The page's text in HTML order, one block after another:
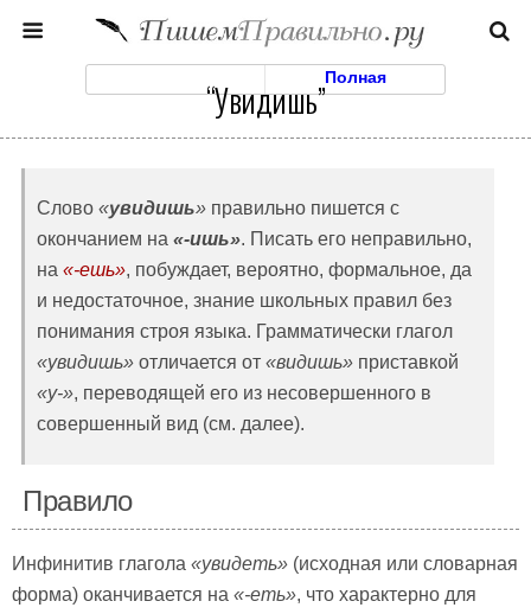
Полная
“Увидишь”
Слово «увидишь» правильно пишется с
окончанием на «-ишь». Писать его неправильно,
на «-ешь», побуждает, вероятно, формальное, да
и недостаточное, знание школьных правил без
понимания строя языка. Грамматически глагол
«увидишь» отличается от «видишь» приставкой
«у-», переводящей его из несовершенного в
совершенный вид (см. далее).
Правило
Инфинитив глагола «увидеть» (исходная или словарная
форма) оканчивается на «-еть», что характерно для